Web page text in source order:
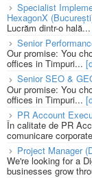
Specialist
HexagonX
Lucrăm dintr-o hală...
Senior
Our promise: You
offices in Timpuri...
Senior SEO &
Our promise: You
offices in Timpuri...
PR Account
În calitate de PR
comunicare
Project Manager
We're looking for a
businesses grow